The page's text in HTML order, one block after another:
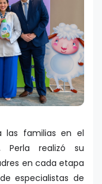
las familias en el
Perla realizó su
en cada etapa
especialistas de